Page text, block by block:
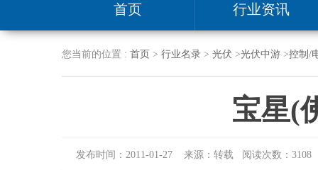
首页 行业资讯
您当前的位置 : 首页 > 行业名录> 光伏 >光伏中游>控制/
宝星(
发布时间：2011-01-27 来源：转载 阅读次数：3108